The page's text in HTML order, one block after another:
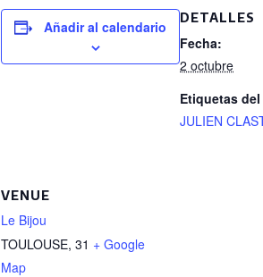
Añadir al calendario
DETALLES
Fecha:
2 octubre
Etiquetas
JULIEN
VENUE
Le Bijou
TOULOUSE, 31 + Google
Map